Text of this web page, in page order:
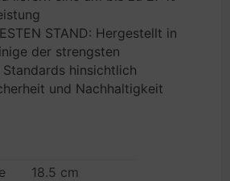
STAND: Hergestellt in
der strengsten
hinsichtlich
und Nachhaltigkeit
18.5 cm